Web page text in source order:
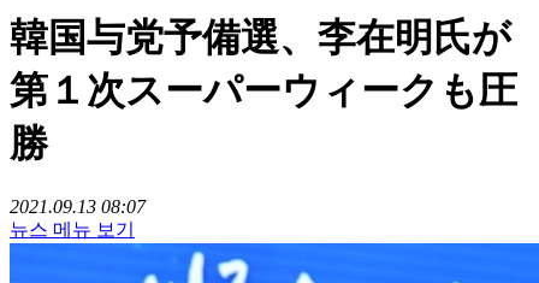
韓国与党予備選、李在明氏が
第１次スーパーウィークも圧
勝
2021.09.13 08:07
뉴스 메뉴 보기